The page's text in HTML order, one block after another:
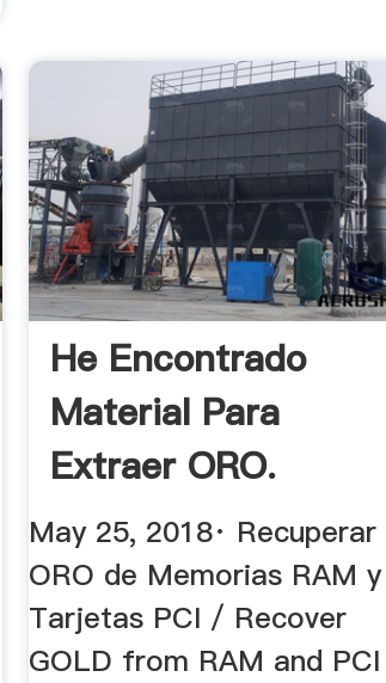
He Encontrado
Material Para
Extraer ORO.
YouTube
May 25, 2018· Recuperar
ORO de Memorias RAM y
Tarjetas PCI / Recover
GOLD from RAM and PCI